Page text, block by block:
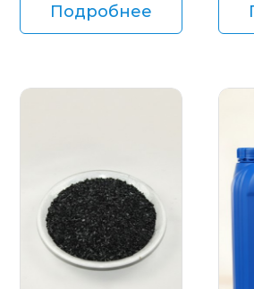
Подробнее